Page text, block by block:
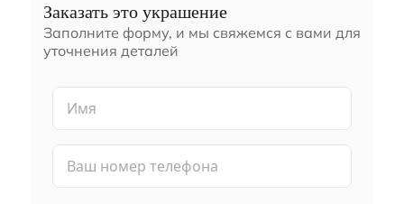
Заказать это украшение
Заполните форму, и мы свяжемся с вами для
уточнения деталей